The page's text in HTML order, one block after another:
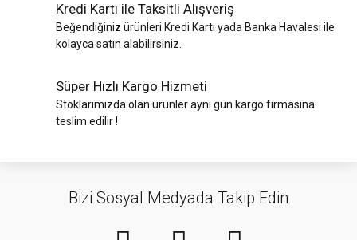
Kredi Kartı ile Taksitli Alışveriş
Beğendiğiniz ürünleri Kredi Kartı yada Banka Havalesi ile
kolayca satın alabilirsiniz.
Süper Hızlı Kargo Hizmeti
Stoklarımızda olan ürünler aynı gün kargo firmasına
teslim edilir !
Bizi Sosyal Medyada Takip Edin